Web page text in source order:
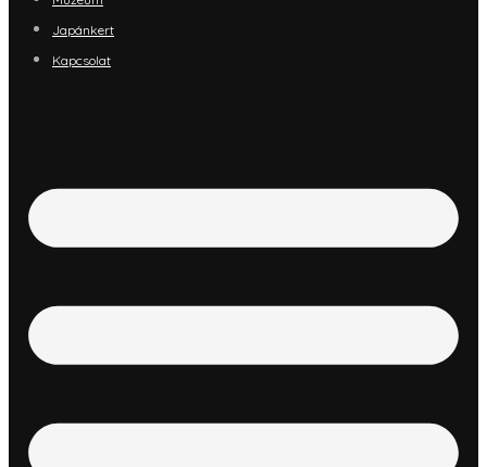
Japánkert
Kapcsolat